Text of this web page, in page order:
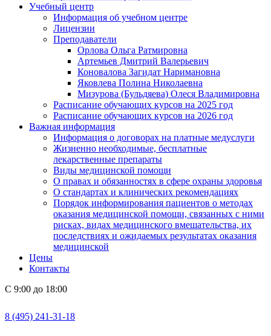
Учебный центр
Информация об учебном центре
Лицензии
Преподаватели
Орлова Ольга Ратмировна
Артемьев Дмитрий Валерьевич
Коновалова Загидат Наримановна
Яковлева Полина Николаевна
Мизурова (Бульдяева) Олеся Владимировна
Расписание обучающих курсов на 2025 год
Расписание обучающих курсов на 2026 год
Важная информация
Информация о договорах на платные медуслуги
Жизненно необходимые, бесплатные
лекарственные препараты
Виды медицинской помощи
О правах и обязанностях в сфере охраны здоровья
О стандартах и клинических рекомендациях
Порядок информирования пациентов о методах
оказания медицинской помощи, связанных с ними
рисках, видах медицинского вмешательства, их
последствиях и ожидаемых результатах оказания
медицинской
Цены
Контакты
С 9:00 до 18:00
8 (495) 241-31-18